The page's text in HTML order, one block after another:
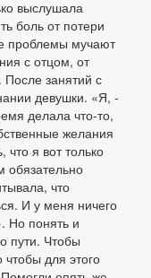
выслушала
боль от потери
проблемы мучают
с отцом, от
После занятий с
девушки. «Я, -
делала что-то,
желания
я вот только
обязательно
что
И у меня ничего
Но понять и
пути. Чтобы
для этого